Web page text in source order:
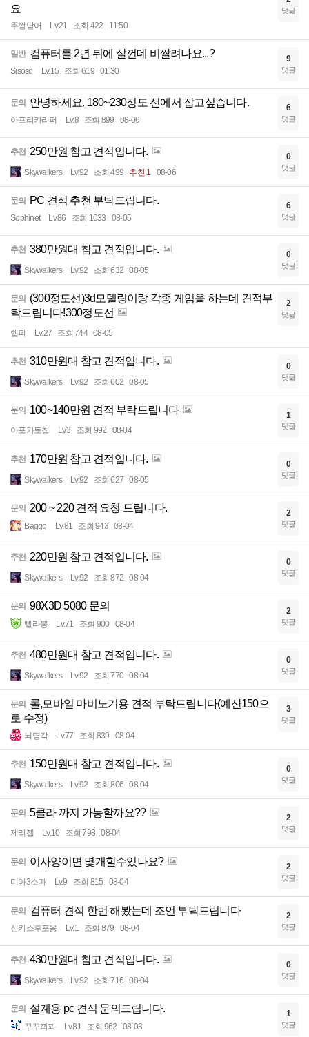
요
뚜껑닫어 Lv.21 조회 422 11:50
댓글
일반 컴퓨터를 2년 뒤에 살껀데 비쌀려나요...?
Sisoso Lv.15 조회 619 01:30
9
댓글
문의 안녕하세요. 180~230정도 선에서 잡고싶습니다.
아프리카리퍼 Lv.8 조회 899 08-06
6
댓글
추천 250만원 참고 견적입니다.
Skywalkers Lv.92 조회 499 추천 1 08-06
0
댓글
문의 PC 견적 추천 부탁드립니다.
Sophinet Lv.86 조회 1033 08-05
6
댓글
추천 380만원대 참고 견적입니다.
Skywalkers Lv.92 조회 632 08-05
0
댓글
문의 (300정도선)3d모델링이랑 각종 게임을 하는데 견적부
탁드립니다!300정도선
햅피 Lv.27 조회 744 08-05
2
댓글
추천 310만원대 참고 견적입니다.
Skywalkers Lv.92 조회 602 08-05
0
댓글
문의 100~140만원 견적 부탁드립니다
아포카토칩 Lv.3 조회 992 08-04
1
댓글
추천 170만원 참고 견적입니다.
Skywalkers Lv.92 조회 627 08-05
0
댓글
문의 200 ~ 220 견적 요청 드립니다.
Baggo Lv.81 조회 943 08-04
2
댓글
추천 220만원 참고 견적입니다.
Skywalkers Lv.92 조회 872 08-04
0
댓글
문의 98X3D 5080 문의
삘라뽕 Lv.71 조회 900 08-04
2
댓글
추천 480만원대 참고 견적입니다.
Skywalkers Lv.92 조회 770 08-04
0
댓글
문의 롤,모바일 마비노기용 견적 부탁드립니다(예산150으
로 수정)
뇌명각 Lv.77 조회 839 08-04
3
댓글
추천 150만원대 참고 견적입니다.
Skywalkers Lv.92 조회 806 08-04
0
댓글
문의 5클라 까지 가능할까요??
제리젤 Lv.10 조회 798 08-04
2
댓글
문의 이사양이면 몇개할수있나요?
디아3소마 Lv.9 조회 815 08-04
2
댓글
문의 컴퓨터 견적 한번 해봤는데 조언 부탁드립니다
선키스후포옹 Lv.1 조회 879 08-04
2
댓글
추천 430만원대 참고 견적입니다.
Skywalkers Lv.92 조회 716 08-04
0
댓글
문의 설계용 pc 견적 문의드립니다.
꾸꾸꽈꽈 Lv.81 조회 962 08-03
1
댓글